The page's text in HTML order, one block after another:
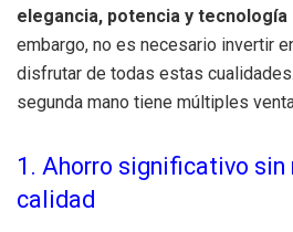
elegancia, potencia y tecnología
embargo, no es necesario invertir
disfrutar de todas estas
segunda mano tiene múltiples
1. Ahorro significativo sin
calidad